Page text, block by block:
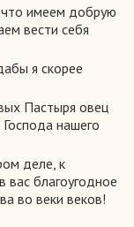
имеем добрую
вести себя
я скорее
Пастыря овец
нашего
деле, к
вас благоугодное
во веки веков!